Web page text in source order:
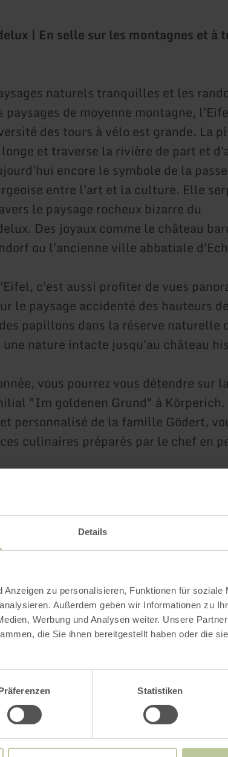
Details
zu personalisieren, Funktionen für soziale
Außerdem geben wir Informationen zu
Werbung und Analysen weiter. Unsere
die Sie ihnen bereitgestellt haben oder die
Statistiken
| En selle sur les montagnes et à
naturels tranquilles et les
paysages de moyenne montagne,
des tours à vélo est grande. La
et traverse la rivière de part et
encore le symbole de la
entre l'art et la culture. Elle
le paysage rocheux bizarre du
Des joyaux comme le château
ou l'ancienne ville abbatiale
c'est aussi profiter de vues
le paysage accidenté des hauteurs
papillons dans la réserve
nature intacte jusqu'au château
vous pourrez vous détendre sur
"Im goldenen Grund" à Körperich.
personnalisé de la famille Gödert,
culinaires préparés par le chef en
à septembre inclus, sauf jours fériés.
de vélos électriques sur place.
Impressions